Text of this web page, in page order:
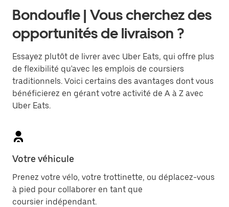
Bondoufle | Vous cherchez des
opportunités de livraison ?
Essayez plutôt de livrer avec Uber Eats, qui offre plus
de flexibilité qu'avec les emplois de coursiers
traditionnels. Voici certains des avantages dont vous
bénéficierez en gérant votre activité de A à Z avec
Uber Eats.
Votre véhicule
Prenez votre vélo, votre trottinette, ou déplacez-vous
à pied pour collaborer en tant que
coursier indépendant.